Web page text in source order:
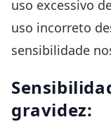
uso excessivo
uso incorreto
sensibilidade
gravidez: